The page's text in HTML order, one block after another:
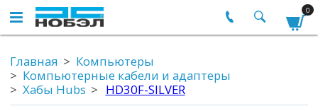
0
Главная
Компьютеры
Компьютерные кабели и адаптеры
Хабы Hubs
HD30F-SILVER